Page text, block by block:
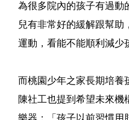
為很多院內的孩子有過動
兒有非常好的緩解跟幫助
運動，看能不能順利減少
而桃園少年之家長期培養
陳社工也提到希望未來機